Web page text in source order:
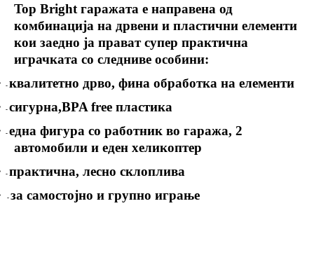
Top Bright гаражата е направена од
комбинација на дрвени и пластични елементи
кои заедно ја прават супер практична
играчката со следниве особини:
- квалитетно дрво, фина обработка на елементи
- сигурна,BPA free пластика
- една фигура со работник во гаража, 2
автомобили и еден хеликоптер
- практична, лесно склоплива
- за самостојно и групно играње